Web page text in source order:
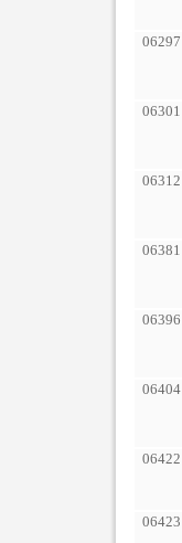
06297
06301
06312
06381
06396
06404
06422
06423